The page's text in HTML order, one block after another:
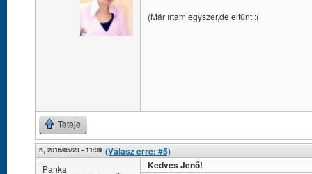
(Már írtam egyszer,de eltűnt :(
Teteje
h, 2016/05/23 - 11:39 (Válasz erre: #5)
Panka Kedves Jenő!